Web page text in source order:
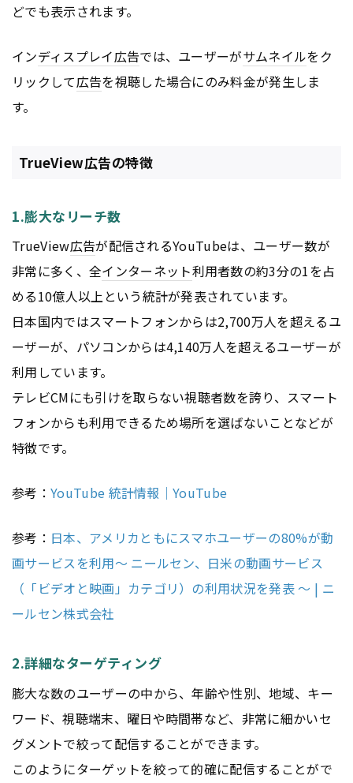
どでも表示されます。
インディスプレイ広告では、ユーザーがサムネイルをク
リックして広告を視聴した場合にのみ料金が発生しま
す。
TrueView広告の特徴
1.膨大なリーチ数
TrueView広告が配信されるYouTubeは、ユーザー数が
非常に多く、全インターネット利用者数の約3分の1を占
める10億人以上という統計が発表されています。
日本国内ではスマートフォンからは2,700万人を超えるユ
ーザーが、パソコンからは4,140万人を超えるユーザーが
利用しています。
テレビCMにも引けを取らない視聴者数を誇り、スマート
フォンからも利用できるため場所を選ばないことなどが
特徴です。
参考： YouTube 統計情報｜YouTube
参考： 日本、アメリカともにスマホユーザーの80%が動
画サービスを利用～ ニールセン、日米の動画サービス
（「ビデオと映画」カテゴリ）の利用状況を発表 ～ | ニ
ールセン株式会社
2.詳細なターゲティング
膨大な数のユーザーの中から、年齢や性別、地域、キー
ワード、視聴端末、曜日や時間帯など、非常に細かいセ
グメントで絞って配信することができます。
このようにターゲットを絞って的確に配信することがで